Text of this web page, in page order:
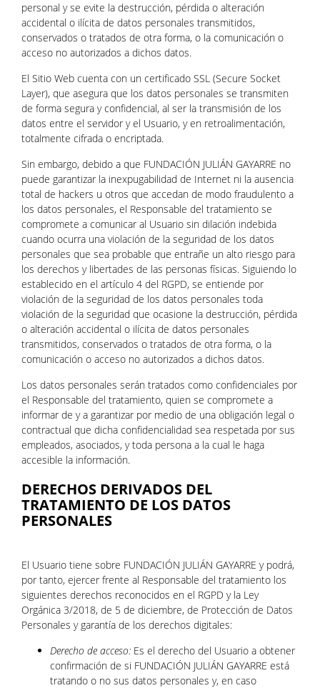
personal y se evite la destrucción, pérdida o alteración
accidental o ilícita de datos personales transmitidos,
conservados o tratados de otra forma, o la comunicación o
acceso no autorizados a dichos datos.
El Sitio Web cuenta con un certificado SSL (Secure Socket
Layer), que asegura que los datos personales se transmiten
de forma segura y confidencial, al ser la transmisión de los
datos entre el servidor y el Usuario, y en retroalimentación,
totalmente cifrada o encriptada.
Sin embargo, debido a que FUNDACIÓN JULIÁN GAYARRE no
puede garantizar la inexpugabilidad de Internet ni la ausencia
total de hackers u otros que accedan de modo fraudulento a
los datos personales, el Responsable del tratamiento se
compromete a comunicar al Usuario sin dilación indebida
cuando ocurra una violación de la seguridad de los datos
personales que sea probable que entrañe un alto riesgo para
los derechos y libertades de las personas físicas. Siguiendo lo
establecido en el artículo 4 del RGPD, se entiende por
violación de la seguridad de los datos personales toda
violación de la seguridad que ocasione la destrucción, pérdida
o alteración accidental o ilícita de datos personales
transmitidos, conservados o tratados de otra forma, o la
comunicación o acceso no autorizados a dichos datos.
Los datos personales serán tratados como confidenciales por
el Responsable del tratamiento, quien se compromete a
informar de y a garantizar por medio de una obligación legal o
contractual que dicha confidencialidad sea respetada por sus
empleados, asociados, y toda persona a la cual le haga
accesible la información.
DERECHOS DERIVADOS DEL
TRATAMIENTO DE LOS DATOS
PERSONALES
El Usuario tiene sobre FUNDACIÓN JULIÁN GAYARRE y podrá,
por tanto, ejercer frente al Responsable del tratamiento los
siguientes derechos reconocidos en el RGPD y la Ley
Orgánica 3/2018, de 5 de diciembre, de Protección de Datos
Personales y garantía de los derechos digitales:
Derecho de acceso: Es el derecho del Usuario a obtener
confirmación de si FUNDACIÓN JULIÁN GAYARRE está
tratando o no sus datos personales y, en caso